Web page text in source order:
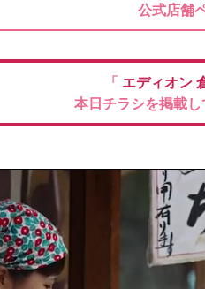
公式店舗
「 エディオン
本日チラシを掲載